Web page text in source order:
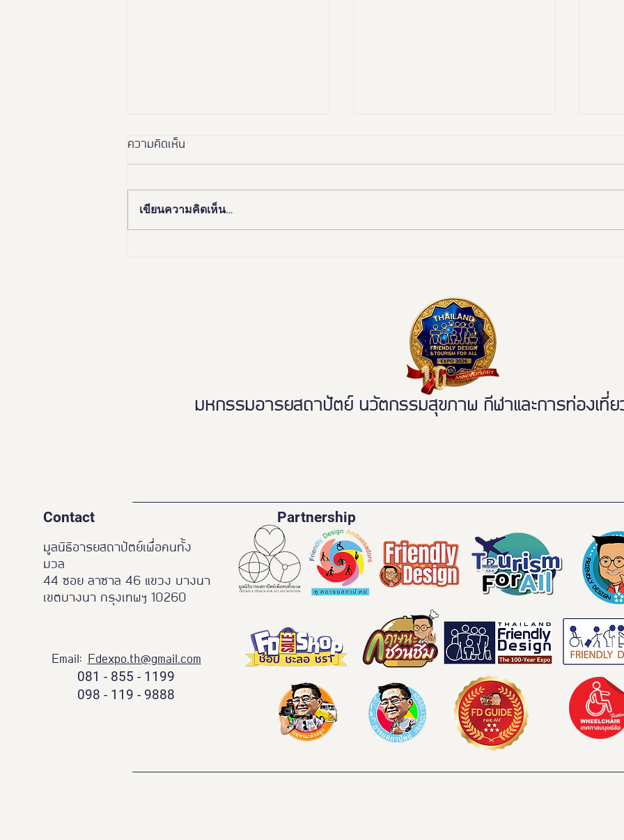
ความคิดเห็น
เขียนความคิดเห็น…
มหกรรมอารยสถาปัตย์ นวัตกรรมสุขภาพ กีฬาและการท่องเที่ย
Contact
มูลนิธิอารยสถาปัตย์เพื่อคนทั้ง
มวล
44 ซอย ลาซาล 46 แขวง บางนา
เขตบางนา กรุงเทพฯ 10260
Email: Fdexpo.th@gmail.com
081 - 855 - 1199
098 - 119 - 9888
Partnership